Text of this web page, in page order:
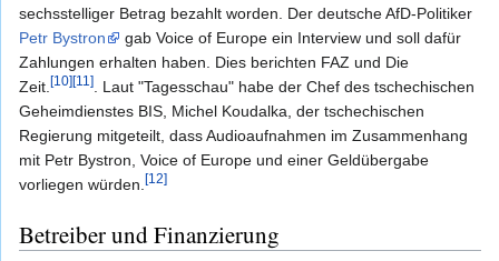
sechsstelliger Betrag bezahlt worden. Der deutsche AfD-Politiker
Petr Bystron
gab Voice of Europe ein Interview und soll dafür
Zahlungen erhalten haben. Dies berichten FAZ und Die
Zeit. [10][11]
. Laut "Tagesschau" habe der Chef des tschechischen
Geheimdienstes BIS, Michel Koudalka, der tschechischen
Regierung mitgeteilt, dass Audioaufnahmen im Zusammenhang
mit Petr Bystron, Voice of Europe und einer Geldübergabe
vorliegen würden. [12]
Betreiber und Finanzierung